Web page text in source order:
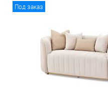
Под заказ